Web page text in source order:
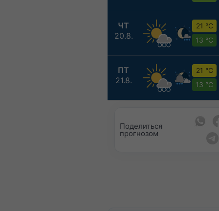
ЧТ
20.8.
21 °C
13 °C
ПТ
21.8.
21 °C
13 °C
Поделиться
прогнозом